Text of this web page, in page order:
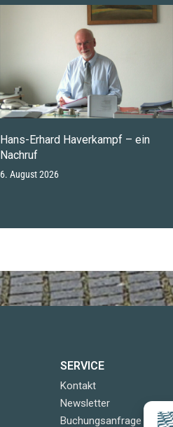
Hans-Erhard Haverkampf – ein
Nachruf
6. August 2026
SERVICE
Kontakt
Newsletter
Buchungsanfrage